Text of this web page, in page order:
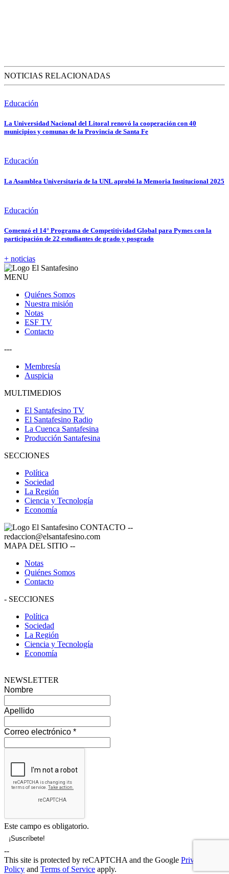
NOTICIAS RELACIONADAS
Educación
La Universidad Nacional del Litoral renovó la cooperación con 40
municipios y comunas de la Provincia de Santa Fe
Educación
La Asamblea Universitaria de la UNL aprobó la Memoria Institucional 2025
Educación
Comenzó el 14° Programa de Competitividad Global para Pymes con la
participación de 22 estudiantes de grado y posgrado
+ noticias
MENU
Quiénes Somos
Nuestra misión
Notas
ESF TV
Contacto
---
Membresía
Auspicia
MULTIMEDIOS
El Santafesino TV
El Santafesino Radio
La Cuenca Santafesina
Producción Santafesina
SECCIONES
Política
Sociedad
La Región
Ciencia y Tecnología
Economía
CONTACTO --
redaccion@elsantafesino.com
MAPA DEL SITIO --
Notas
Quiénes Somos
Contacto
- SECCIONES
Política
Sociedad
La Región
Ciencia y Tecnología
Economía
NEWSLETTER
Nombre
Apellido
Correo electrónico *
Este campo es obligatorio.
--
This site is protected by reCAPTCHA and the Google Privacy
Policy and Terms of Service apply.